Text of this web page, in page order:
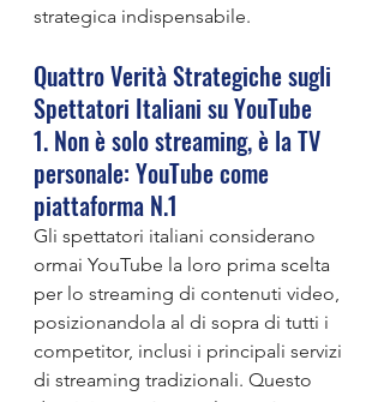
strategica indispensabile.
Quattro Verità Strategiche sugli
Spettatori Italiani su YouTube
1. Non è solo streaming, è la TV
personale: YouTube come
piattaforma N.1
Gli spettatori italiani considerano
ormai YouTube la loro prima scelta
per lo streaming di contenuti video,
posizionandola al di sopra di tutti i
competitor, inclusi i principali servizi
di streaming tradizionali. Questo